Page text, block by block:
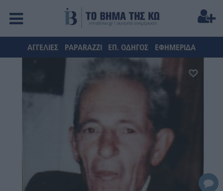
ΑΓΓΕΛΙΕΣ PAPARAZZI ΕΠ. ΟΔΗΓΟΣ ΕΦΗΜΕΡΙΔΑ